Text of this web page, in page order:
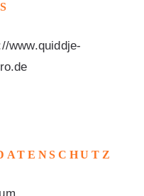
www.quiddje-